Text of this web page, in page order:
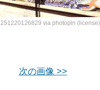
251220126829 via photopin (license)
次の画像 >>